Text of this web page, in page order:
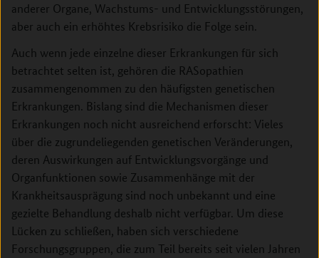
anderer Organe, Wachstums- und Entwicklungsstörungen,
aber auch ein erhöhtes Krebsrisiko die Folge sein.
Auch wenn jede einzelne dieser Erkrankungen für sich
betrachtet selten ist, gehören die RASopathien
zusammengenommen zu den häufigsten genetischen
Erkrankungen. Bislang sind die Mechanismen dieser
Erkrankungen noch nicht ausreichend erforscht: Vieles
über die zugrundeliegenden genetischen Veränderungen,
deren Auswirkungen auf Entwicklungsvorgänge und
Organfunktionen sowie Zusammenhänge mit der
Krankheitsausprägung sind noch unbekannt und eine
gezielte Behandlung deshalb nicht verfügbar. Um diese
Lücken zu schließen, haben sich verschiedene
Forschungsgruppen, die zum Teil bereits seit vielen Jahren